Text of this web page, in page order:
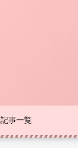
記事一覧